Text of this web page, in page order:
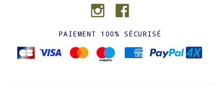
PAIEMENT 100% SÉCURISÉ